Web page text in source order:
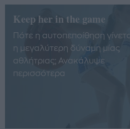
Keep her in the game
Πότε η αυτοπεποίθηση
η μεγαλύτερη δύναμη μίας
αθλήτριας; Ανακάλυψε
περισσότερα